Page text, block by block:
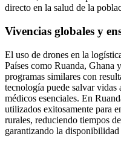
directo en la salud de la
Vivencias globales y
El uso de drones en la
Países como Ruanda, Ghana
programas similares con
tecnología puede salvar
médicos esenciales. En
utilizados exitosamente para
rurales, reduciendo tiempos
garantizando la